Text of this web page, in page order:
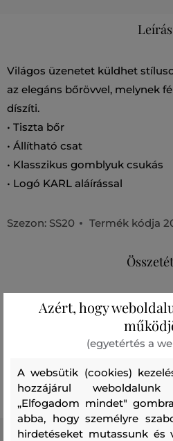
Leírás
Világos üzenetet küldhet
az elegáns bőrövvel, melynek
díszíti.
• Tiszta bőr
• Állítható csat
• Klasszikus gomblyuk csukás
• Logó KARL aláírással
Szezon: SS20 Termék kódja
MARHABŐR
Ajánlott
Azért, hogy
(egyetértés a
A websütik (cookies)
hozzájárul
„Elfogadom mindet"
abba, hogy személyre
hirdetéseket mutassunk és